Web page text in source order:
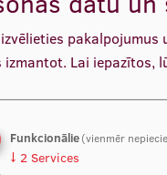
izmantot. Lai iepazītos,
Funkcionālie(vienmēr
↓ 2 Services